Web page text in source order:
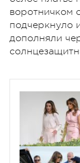
воротничком
подчеркнуло
дополняли